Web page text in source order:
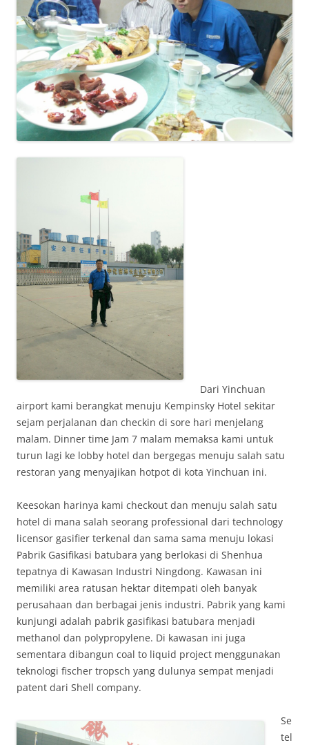
Dari Yinchuan
airport kami berangkat menuju Kempinsky Hotel sekitar
sejam perjalanan dan checkin di sore hari menjelang
malam. Dinner time Jam 7 malam memaksa kami untuk
turun lagi ke lobby hotel dan bergegas menuju salah satu
restoran yang menyajikan hotpot di kota Yinchuan ini.
Keesokan harinya kami checkout dan menuju salah satu
hotel di mana salah seorang professional dari technology
licensor gasifier terkenal dan sama sama menuju lokasi
Pabrik Gasifikasi batubara yang berlokasi di Shenhua
tepatnya di Kawasan Industri Ningdong. Kawasan ini
memiliki area ratusan hektar ditempati oleh banyak
perusahaan dan berbagai jenis industri. Pabrik yang kami
kunjungi adalah pabrik gasifikasi batubara menjadi
methanol dan polypropylene. Di kawasan ini juga
sementara dibangun coal to liquid project menggunakan
teknologi fischer tropsch yang dulunya sempat menjadi
patent dari Shell company.
Se
tel